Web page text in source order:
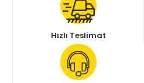
Hızlı Teslimat